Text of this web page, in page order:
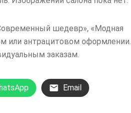
шедевр», «Модная
или антрацитовом оформлении.
заказам.
Email